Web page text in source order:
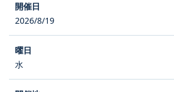
2026/8/19
水